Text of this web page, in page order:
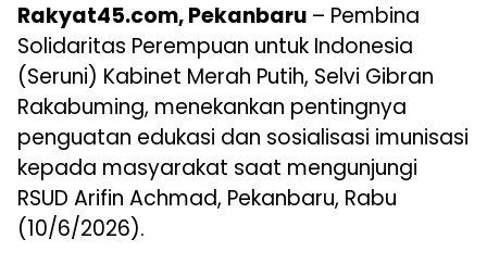
Rakyat45.com, Pekanbaru – Pembina
Solidaritas Perempuan untuk Indonesia
(Seruni) Kabinet Merah Putih, Selvi Gibran
Rakabuming, menekankan pentingnya
penguatan edukasi dan sosialisasi imunisasi
kepada masyarakat saat mengunjungi
RSUD Arifin Achmad, Pekanbaru, Rabu
(10/6/2026).